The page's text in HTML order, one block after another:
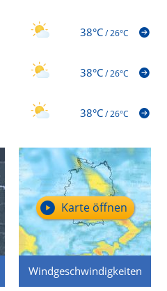
38°C/26°C
38°C/26°C
38°C/26°C
Windgeschwindigkeiten
Karte öffnen